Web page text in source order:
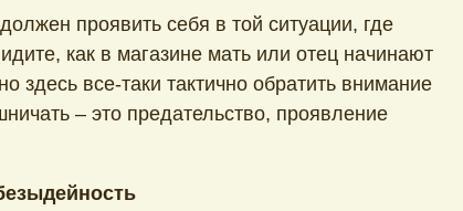
проявить себя в той ситуации, где
как в магазине мать или отец начинают
здесь все-таки тактично обратить внимание
– это предательство, проявление